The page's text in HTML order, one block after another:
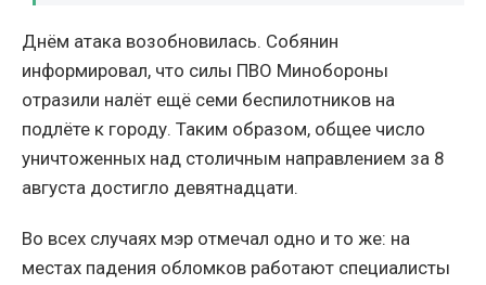
Днём атака возобновилась. Собянин
информировал, что силы ПВО Минобороны
отразили налёт ещё семи беспилотников на
подлёте к городу. Таким образом, общее число
уничтоженных над столичным направлением за 8
августа достигло девятнадцати.
Во всех случаях мэр отмечал одно и то же: на
местах падения обломков работают специалисты